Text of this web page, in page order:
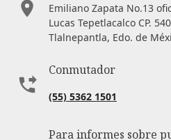
Emiliano Zapata No.13
Lucas Tepetlacalco CP.
Tlalnepantla, Edo. de
Conmutador
(55) 5362 1501
Para informes sobre